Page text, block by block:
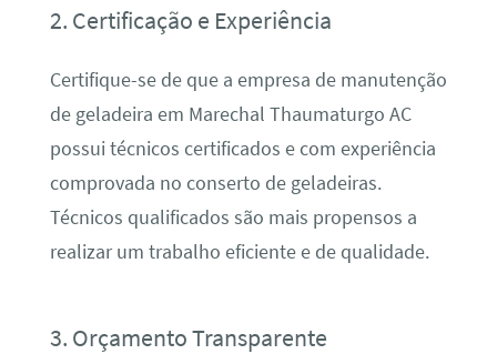
2. Certificação e Experiência
Certifique-se de que a empresa de manutenção
de geladeira em Marechal Thaumaturgo AC
possui técnicos certificados e com experiência
comprovada no conserto de geladeiras.
Técnicos qualificados são mais propensos a
realizar um trabalho eficiente e de qualidade.
3. Orçamento Transparente